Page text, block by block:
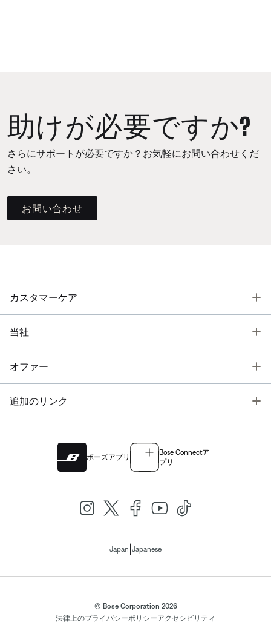
助けが必要ですか?
さらにサポートが必要ですか？お気軽にお問い合わせくだ
さい。
お問い合わせ
カスタマーケア
当社
オファー
追加のリンク
ボーズアプリ
Bose Connectア
プリ
Japan Japanese
© Bose Corporation 2026
法律上のプライバシーポリシーアクセシビリティ